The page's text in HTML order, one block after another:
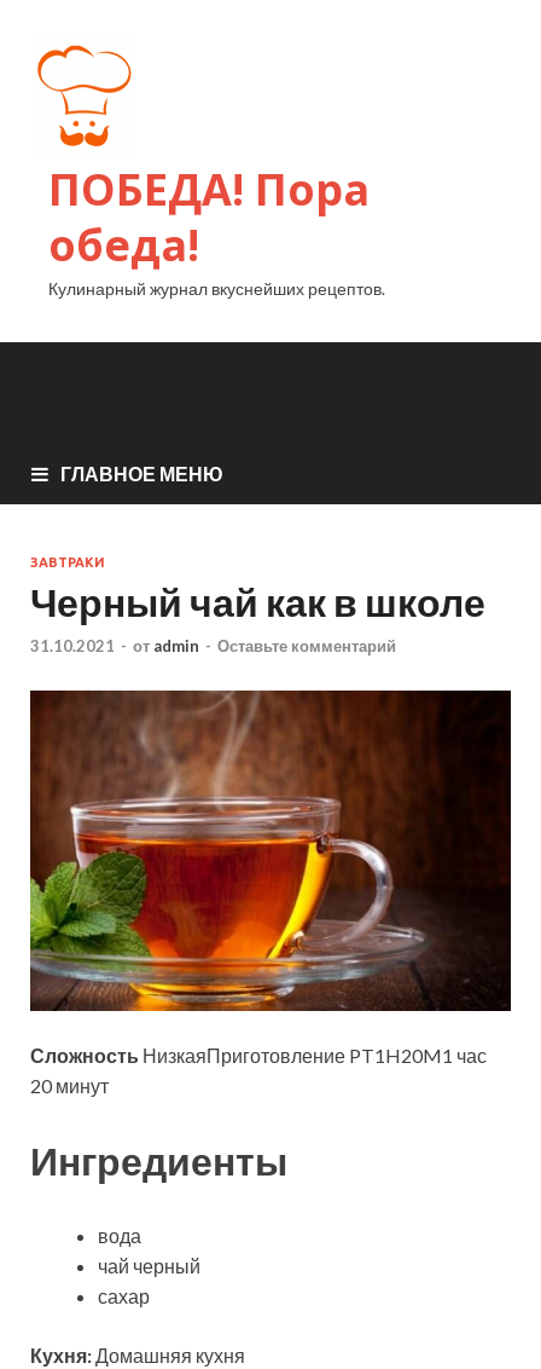
ПОБЕДА! Пора
обеда!
Кулинарный журнал вкуснейших рецептов.
ГЛАВНОЕ МЕНЮ
ЗАВТРАКИ
Черный чай как в школе
31.10.2021 - от admin - Оставьте комментарий
Сложность НизкаяПриготовление PT1H20M1 час
20 минут
Ингредиенты
вода
чай черный
сахар
Кухня: Домашняя кухня